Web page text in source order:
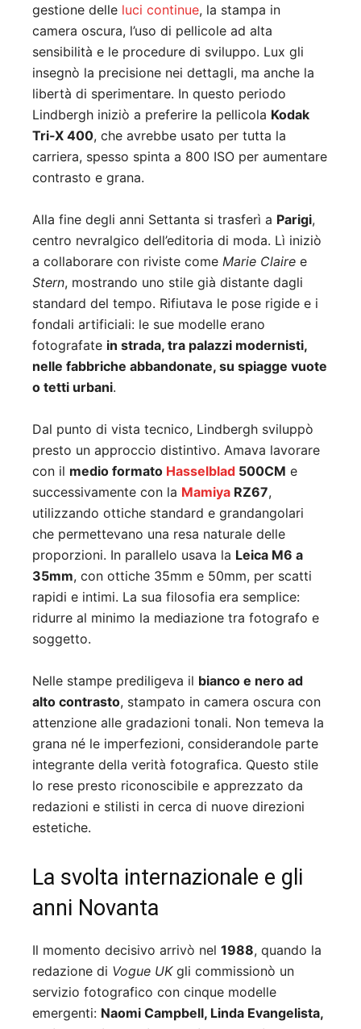
gestione delle luci continue, la stampa in
camera oscura, l’uso di pellicole ad alta
sensibilità e le procedure di sviluppo. Lux gli
insegnò la precisione nei dettagli, ma anche la
libertà di sperimentare. In questo periodo
Lindbergh iniziò a preferire la pellicola Kodak
Tri-X 400, che avrebbe usato per tutta la
carriera, spesso spinta a 800 ISO per aumentare
contrasto e grana.
Alla fine degli anni Settanta si trasferì a Parigi,
centro nevralgico dell’editoria di moda. Lì iniziò
a collaborare con riviste come Marie Claire e
Stern, mostrando uno stile già distante dagli
standard del tempo. Rifiutava le pose rigide e i
fondali artificiali: le sue modelle erano
fotografate in strada, tra palazzi modernisti,
nelle fabbriche abbandonate, su spiagge vuote
o tetti urbani.
Dal punto di vista tecnico, Lindbergh sviluppò
presto un approccio distintivo. Amava lavorare
con il medio formato Hasselblad 500CM e
successivamente con la Mamiya RZ67,
utilizzando ottiche standard e grandangolari
che permettevano una resa naturale delle
proporzioni. In parallelo usava la Leica M6 a
35mm, con ottiche 35mm e 50mm, per scatti
rapidi e intimi. La sua filosofia era semplice:
ridurre al minimo la mediazione tra fotografo e
soggetto.
Nelle stampe prediligeva il bianco e nero ad
alto contrasto, stampato in camera oscura con
attenzione alle gradazioni tonali. Non temeva la
grana né le imperfezioni, considerandole parte
integrante della verità fotografica. Questo stile
lo rese presto riconoscibile e apprezzato da
redazioni e stilisti in cerca di nuove direzioni
estetiche.
La svolta internazionale e gli
anni Novanta
Il momento decisivo arrivò nel 1988, quando la
redazione di Vogue UKgli commissionò un
servizio fotografico con cinque modelle
emergenti: Naomi Campbell, Linda Evangelista,